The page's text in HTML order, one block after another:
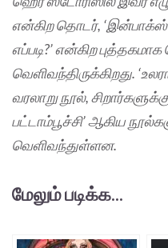
என்கிற தொடர்,
எப்படி?’ என்கிற
வெளிவந்திருக்கிறது.
வரலாறு நூல்,
பட்டாம்பூச்சி’ ஆகிய
வெளிவந்துள்ளன.
மேலும் படிக்க...